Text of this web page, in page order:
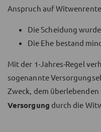
Anspruch auf
Die Scheidung
Die Ehe bestand
Mit der 1-Jahres-Regel
sogenannte
Zweck, dem
Versorgung durch die